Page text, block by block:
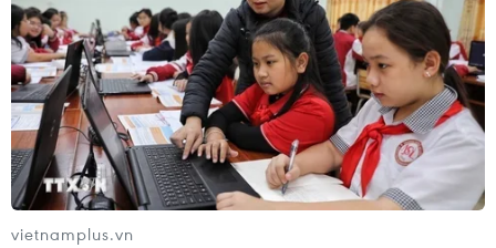
hội học tập và điều trị
30/07/2026 13:53
Bé trai 7 tuổi được ghép thận xuyên
Việt từ người hiến chết não
30/07/2026 12:52
vietnamplus.vn